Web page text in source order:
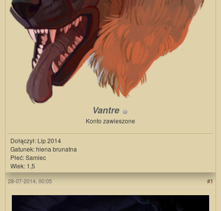
Vantre
Konto zawieszone
Dołączył: Lip 2014
Gatunek: hiena brunatna
Płeć: Samiec
Wiek: 1,5
#1
28-07-2014, 00:05